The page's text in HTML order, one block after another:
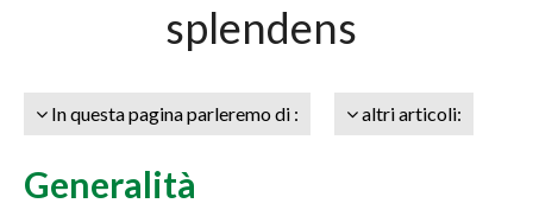
splendens
In questa pagina parleremo di : altri articoli:
Generalità